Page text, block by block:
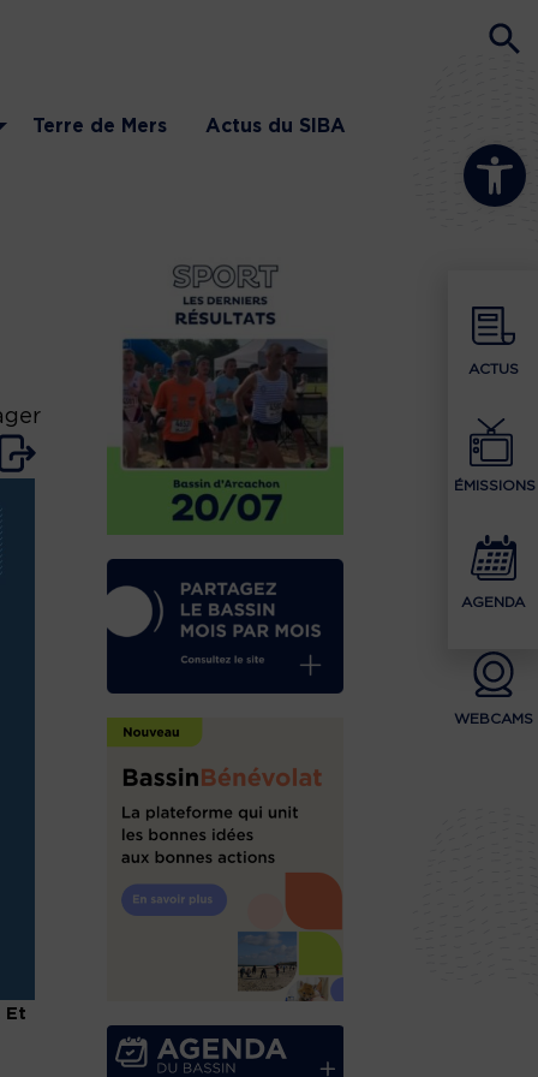
Ouvrir la
ACTUS
ÉMISSIONS
AGENDA
WEBCAMS
Terre de Mers Actus du SIBA
Et